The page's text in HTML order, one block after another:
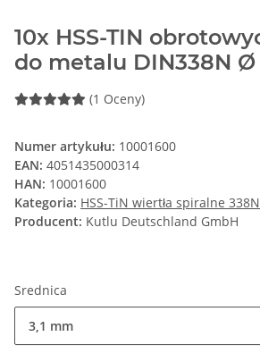
10x HSS-TIN
do metalu DIN338N Ø
(1 Oceny)
Numer artykułu: 10001600
EAN: 4051435000314
HAN: 10001600
Kategoria: HSS-TiN wiertła spiralne 338N
Producent: Kutlu Deutschland GmbH
Srednica
3,1 mm